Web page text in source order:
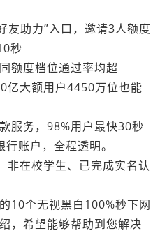
友助力”入口，邀请3人额度
秒
额度档位通过率均超
亿大额用户4450万位也能
服务，98%用户最快30秒
账户，全程透明。
非在校学生、已完成实名认
10个无视黑白100%秒下网
，希望能够帮助到您解决